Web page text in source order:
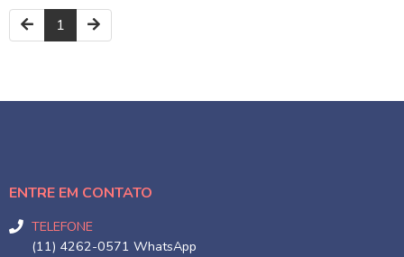
1
ENTRE EM CONTATO
TELEFONE
(11) 4262-0571 WhatsApp